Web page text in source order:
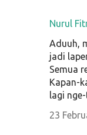
Nurul
Aduuh,
jadi
Semua
Kapan-
lagi
23